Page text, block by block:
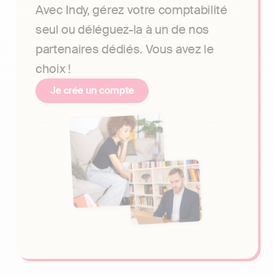
Avec Indy, gérez votre comptabilité
seul ou déléguez-la à un de nos
partenaires dédiés. Vous avez le
choix !
Je crée un compte